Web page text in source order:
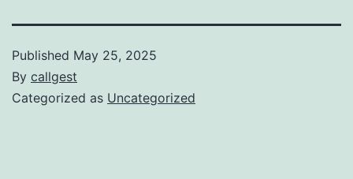
Published May 25, 2025
By callgest
Categorized as Uncategorized